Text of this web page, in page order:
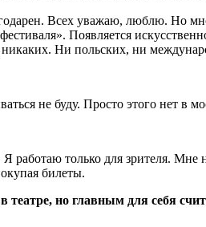
Всех уважаю, люблю. Но
Появляется
Ни польских, ни
не буду. Просто этого нет в
работаю только для зрителя.
билеты.
но главным для себя